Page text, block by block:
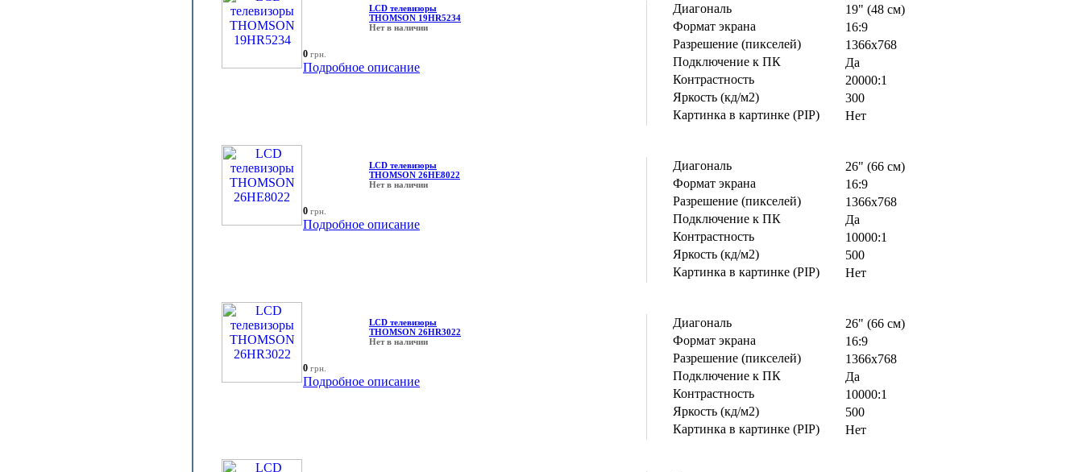
LCD телевизоры
THOMSON 19HR5234
Нет в наличии
Диагональ
19" (48 см)
Формат экрана
16:9
Разрешение (пикселей)
1366х768
Подключение к ПК
Да
Контрастность
20000:1
Яркость (кд/м2)
300
Картинка в картинке (PIP)
Нет
0 грн.
Подробное описание
LCD телевизоры
THOMSON 26HE8022
Нет в наличии
Диагональ
26" (66 см)
Формат экрана
16:9
Разрешение (пикселей)
1366х768
Подключение к ПК
Да
Контрастность
10000:1
Яркость (кд/м2)
500
Картинка в картинке (PIP)
Нет
0 грн.
Подробное описание
LCD телевизоры
THOMSON 26HR3022
Нет в наличии
Диагональ
26" (66 см)
Формат экрана
16:9
Разрешение (пикселей)
1366х768
Подключение к ПК
Да
Контрастность
10000:1
Яркость (кд/м2)
500
Картинка в картинке (PIP)
Нет
0 грн.
Подробное описание